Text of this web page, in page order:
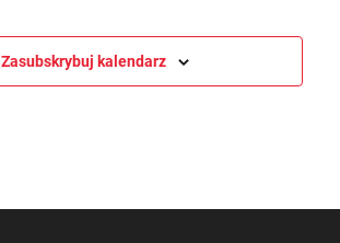
Zasubskrybuj kalendarz